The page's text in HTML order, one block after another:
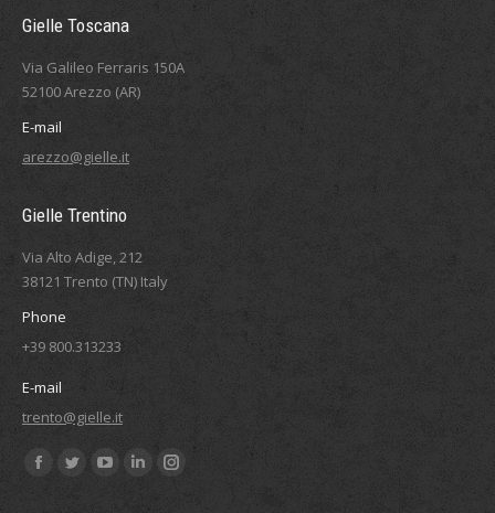
Gielle Toscana
Via Galileo Ferraris 150A
52100 Arezzo (AR)
E-mail
arezzo@gielle.it
Gielle Trentino
Via Alto Adige, 212
38121 Trento (TN) Italy
Phone
+39 800.313233
E-mail
trento@gielle.it
Ci puoi trovare su:
Facebook
Twitter YouTube
LinkedinInstagram